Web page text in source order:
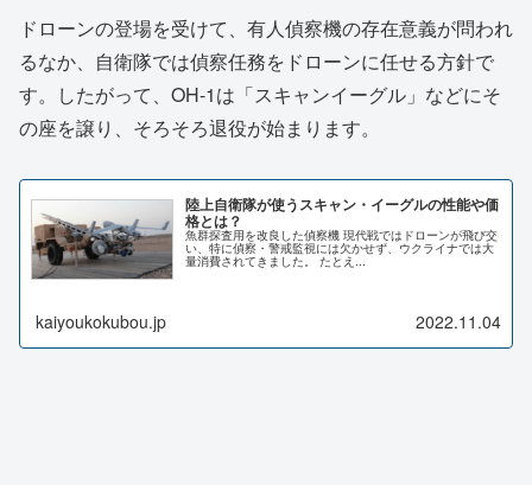
ドローンの登場を受けて、有人偵察機の存在意義が問われ
るなか、自衛隊では偵察任務をドローンに任せる方針で
す。したがって、OH-1は「スキャンイーグル」などにそ
の座を譲り、そろそろ退役が始まります。
陸上自衛隊が使うスキャン・イーグルの性能や価
格とは？
魚群探査用を改良した偵察機 現代戦ではドローンが飛び交
い、特に偵察・警戒監視には欠かせず、ウクライナでは大
量消費されてきました。 たとえ...
kaiyoukokubou.jp 2022.11.04